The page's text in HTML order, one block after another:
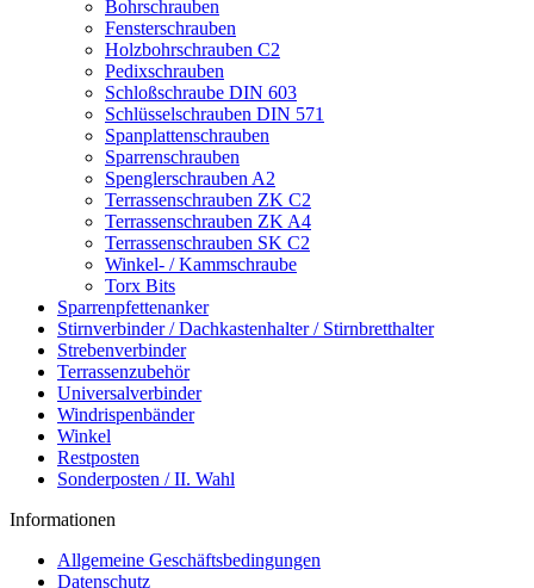
Bohrschrauben
Fensterschrauben
Holzbohrschrauben C2
Pedixschrauben
Schloßschraube DIN 603
Schlüsselschrauben DIN 571
Spanplattenschrauben
Sparrenschrauben
Spenglerschrauben A2
Terrassenschrauben ZK C2
Terrassenschrauben ZK A4
Terrassenschrauben SK C2
Winkel- / Kammschraube
Torx Bits
Sparrenpfettenanker
Stirnverbinder / Dachkastenhalter / Stirnbretthalter
Strebenverbinder
Terrassenzubehör
Universalverbinder
Windrispenbänder
Winkel
Restposten
Sonderposten / II. Wahl
Informationen
Allgemeine Geschäftsbedingungen
Datenschutz